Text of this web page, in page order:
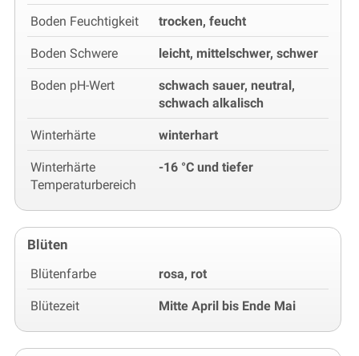
Boden Feuchtigkeit trocken, feucht
Boden Schwere leicht, mittelschwer, schwer
Boden pH-Wert
schwach sauer, neutral,
schwach alkalisch
Winterhärte winterhart
Winterhärte
Temperaturbereich
-16 °C und tiefer
Blüten
Blütenfarbe rosa, rot
Blütezeit Mitte April bis Ende Mai